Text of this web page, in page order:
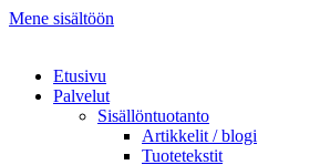
Mene sisältöön
Etusivu
Palvelut
Sisällöntuotanto
Artikkelit / blogi
Tuotetekstit